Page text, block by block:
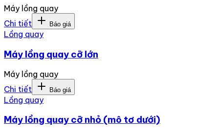
Máy lồng quay
Chi tiết
Báo giá
Lồng quay
Máy lồng quay cỡ lớn
Máy lồng quay
Chi tiết
Báo giá
Lồng quay
Máy lồng quay cỡ nhỏ (mô tơ dưới)